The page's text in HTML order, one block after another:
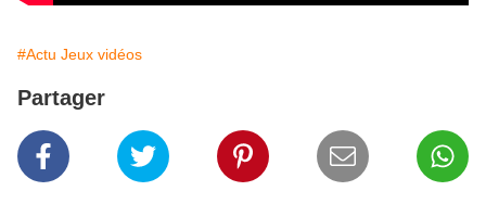
#Actu Jeux vidéos
Partager